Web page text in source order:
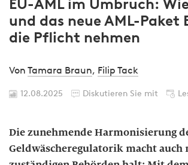
EU-AML im Umbruch:
und das neue AML-Paket
die Pflicht nehmen
Von Tamara Braun, Filip Tack
12.08.2025 Diskutieren Sie mit
Die zunehmende Harmonisierung
Geldwäscheregulatorik macht auch